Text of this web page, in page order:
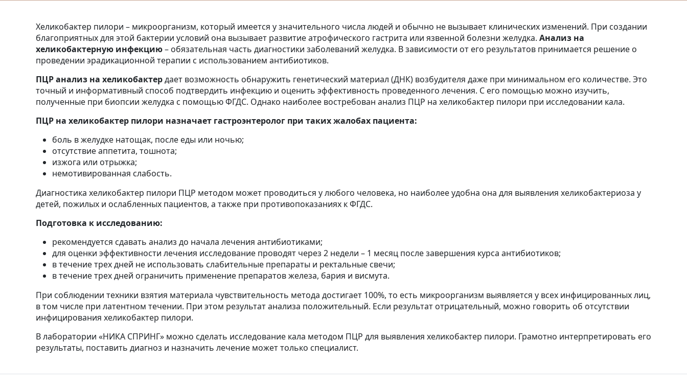
Хеликобактер пилори – микроорганизм, который имеется у значительного числа людей и обычно не вызывает клинических изменений. При создании
благоприятных для этой бактерии условий она вызывает развитие атрофического гастрита или язвенной болезни желудка. Анализ на
хеликобактерную инфекцию– обязательная часть диагностики заболеваний желудка. В зависимости от его результатов принимается решение о
проведении эрадикационной терапии с использованием антибиотиков.
ПЦР анализ на хеликобактердает возможность обнаружить генетический материал (ДНК) возбудителя даже при минимальном его количестве. Это
точный и информативный способ подтвердить инфекцию и оценить эффективность проведенного лечения. С его помощью можно изучить,
полученные при биопсии желудка с помощью ФГДС. Однако наиболее востребован анализ ПЦР на хеликобактер пилори при исследовании кала.
ПЦР на хеликобактер пилори назначает гастроэнтеролог при таких жалобах пациента:
боль в желудке натощак, после еды или ночью;
отсутствие аппетита, тошнота;
изжога или отрыжка;
немотивированная слабость.
Диагностика хеликобактер пилори ПЦР методом может проводиться у любого человека, но наиболее удобна она для выявления хеликобактериоза у
детей, пожилых и ослабленных пациентов, а также при противопоказаниях к ФГДС.
Подготовка к исследованию:
рекомендуется сдавать анализ до начала лечения антибиотиками;
для оценки эффективности лечения исследование проводят через 2 недели – 1 месяц после завершения курса антибиотиков;
в течение трех дней не использовать слабительные препараты и ректальные свечи;
в течение трех дней ограничить применение препаратов железа, бария и висмута.
При соблюдении техники взятия материала чувствительность метода достигает 100%, то есть микроорганизм выявляется у всех инфицированных лиц,
в том числе при латентном течении. При этом результат анализа положительный. Если результат отрицательный, можно говорить об отсутствии
инфицирования хеликобактер пилори.
В лаборатории «НИКА СПРИНГ» можно сделать исследование кала методом ПЦР для выявления хеликобактер пилори. Грамотно интерпретировать его
результаты, поставить диагноз и назначить лечение может только специалист.